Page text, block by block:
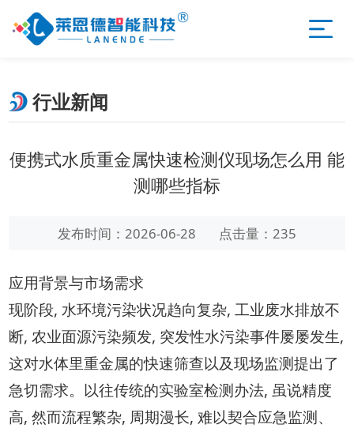
行业新闻
便携式水质重金属快速检测仪现场怎么用 能
测哪些指标
发布时间：2026-06-28 点击量：235
应用背景与市场需求
现阶段, 水环境污染状况趋向复杂, 工业废水排放不
断, 农业面源污染频发, 突发性水污染事件屡屡发生,
这对水体里重金属的快速筛查以及现场监测提出了
急切需求。以往传统的实验室检测办法, 虽说精度
高, 然而流程繁杂, 周期漫长, 难以契合应急监测、